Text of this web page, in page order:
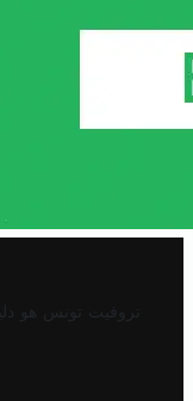
تروفيت تونس هو